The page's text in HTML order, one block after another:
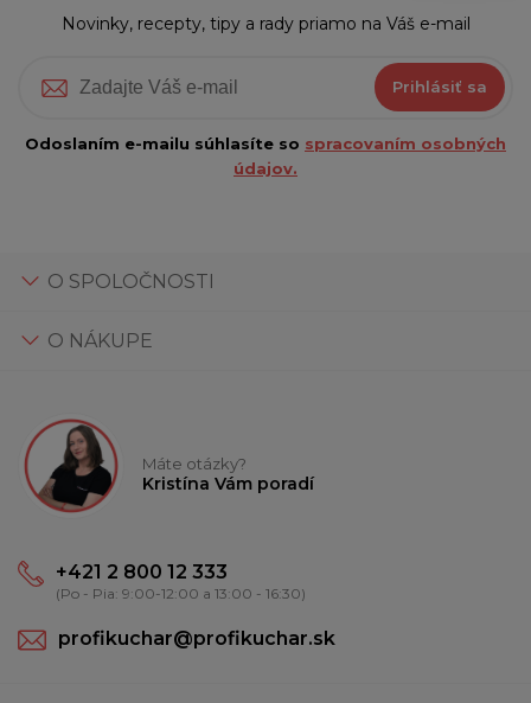
Novinky, recepty, tipy a rady priamo na Váš e-mail
Prihlásiť sa
Odoslaním e-mailu súhlasíte so spracovaním osobných
údajov.
O SPOLOČNOSTI
O NÁKUPE
Máte otázky?
Kristína Vám poradí
+421 2 800 12 333
(Po - Pia: 9:00-12:00 a 13:00 - 16:30)
profikuchar@profikuchar.sk